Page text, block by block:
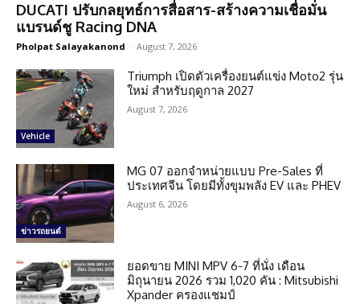
DUCATI ปรับกลยุทธ์การสื่อสาร-สร้างความเชื่อมั่น
แบรนด์ชู Racing DNA
Pholpat Salayakanond - August 7, 2026
Vehicle
Triumph เปิดตัวเครื่องยนต์แข่ง Moto2 รุ่น
ใหม่ สำหรับฤดูกาล 2027
August 7, 2026
ข่าวรถยนต์
MG 07 ออกจำหน่ายแบบ Pre-Sales ที่
ประเทศจีน โดยมีทั้งขุมพลัง EV และ PHEV
August 6, 2026
ยอดขาย MINI MPV 6-7 ที่นั่ง เดือน
มิถุนายน 2026 รวม 1,020 คัน : Mitsubishi
Xpander ครองแชมป์